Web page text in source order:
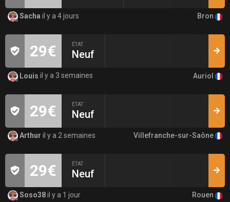
Sacha il y a 4 jours Bron
29€ ÉTAT
Neuf
Louis il y a 3 semaines Auriol
29€ ÉTAT
Neuf
Arthur il y a 2 semaines Villefranche-sur-Saône
29€ ÉTAT
Neuf
Soso38il y a 1 jour Rouen